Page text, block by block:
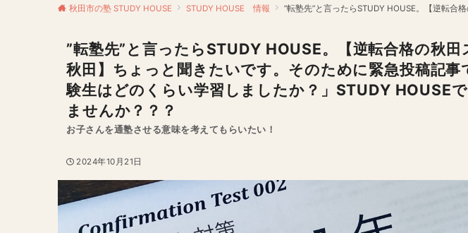
秋田市の塾 STUDY HOUSE STUDY HOUSE 情報 ”転塾先”と言ったらSTUDY HOUSE。【逆転合格の秋田スタディハウ
”転塾先”と言ったらSTUDY HOUSE。【逆転合格の秋田
秋田】ちょっと聞きたいです。そのために緊急投稿記
験生はどのくらい学習しましたか？」STUDY HOUSE
ませんか？？？
お子さんを通塾させる意味を考えてもらいたい！
2024年10月21日